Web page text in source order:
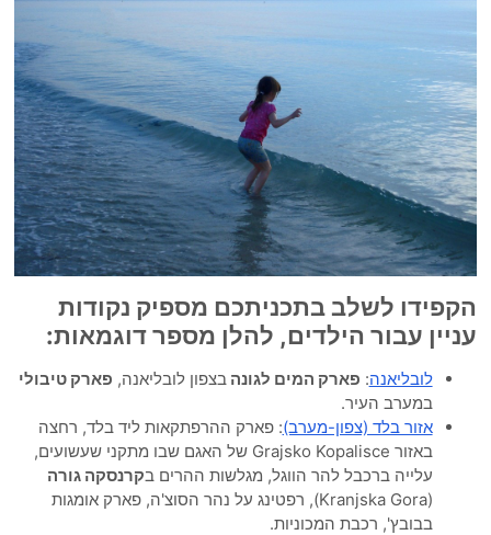
הקפידו לשלב בתכניתכם מספיק נקודות
עניין עבור הילדים, להלן מספר דוגמאות:
לובליאנה: פארק המים לגונה בצפון לובליאנה, פארק טיבולי
במערב העיר.
אזור בלד (צפון-מערב): פארק ההרפתקאות ליד בלד, רחצה
באזור Grajsko Kopalisce של האגם שבו מתקני שעשועים,
עלייה ברכבל להר הווגל, מגלשות ההרים בקרנסקה גורה
(Kranjska Gora), רפטינג על נהר הסוצ'ה, פארק אומגות
בבובץ', רכבת המכוניות.